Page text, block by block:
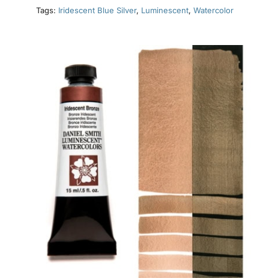
Tags: Iridescent Blue Silver, Luminescent, Watercolor